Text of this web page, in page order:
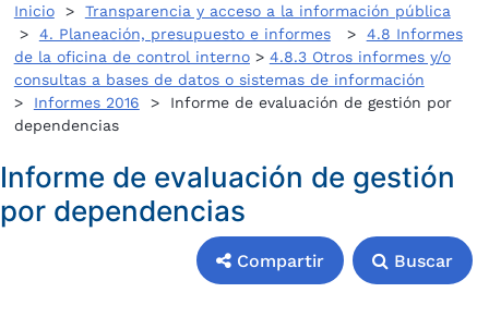
Inicio> Transparencia y acceso a la información pública
> 4. Planeación, presupuesto e informes> 4.8 Informes
de la oficina de control interno> 4.8.3 Otros informes y/o
consultas a bases de datos o sistemas de información
> Informes 2016 > Informe de evaluación de gestión por
dependencias
Informe de evaluación de gestión
por dependencias
Compartir Buscar